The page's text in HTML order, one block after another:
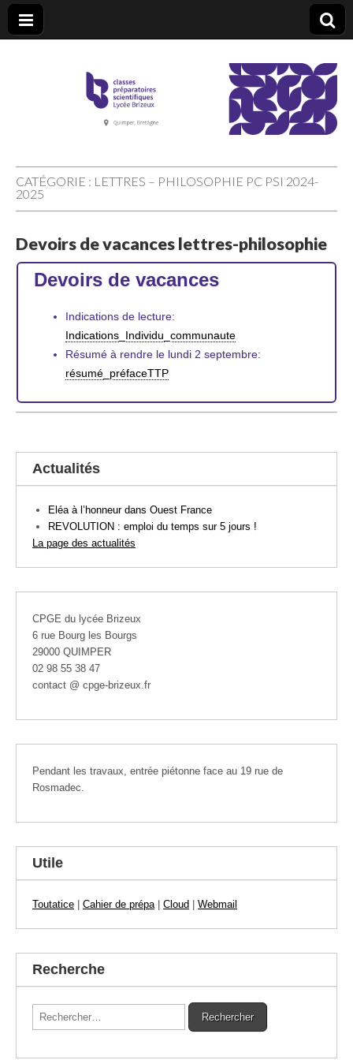
CPGE Brizeux
CATÉGORIE : LETTRES – PHILOSOPHIE PC PSI 2024-
2025
Devoirs de vacances lettres-philosophie
Devoirs de vacances
Indications de lecture:
Indications_Individu_communaute
Résumé à rendre le lundi 2 septembre:
résumé_préfaceTTP
Actualités
Eléa à l’honneur dans Ouest France
REVOLUTION : emploi du temps sur 5 jours !
La page des actualités
CPGE du lycée Brizeux
6 rue Bourg les Bourgs
29000 QUIMPER
02 98 55 38 47
contact @ cpge-brizeux.fr
Pendant les travaux, entrée piétonne face au 19 rue de
Rosmadec.
Utile
Toutatice Cahier de prépa| Cloud Webmail
Recherche
Rechercher :